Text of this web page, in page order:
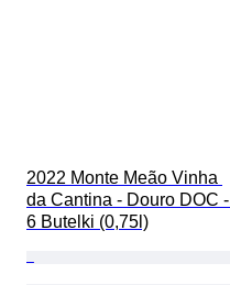
2022 Monte Meão Vinha
da Cantina - Douro DOC -
6 Butelki (0,75l)